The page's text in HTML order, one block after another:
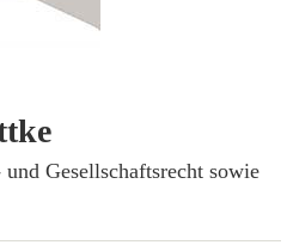
Gesellschaftsrecht sowie